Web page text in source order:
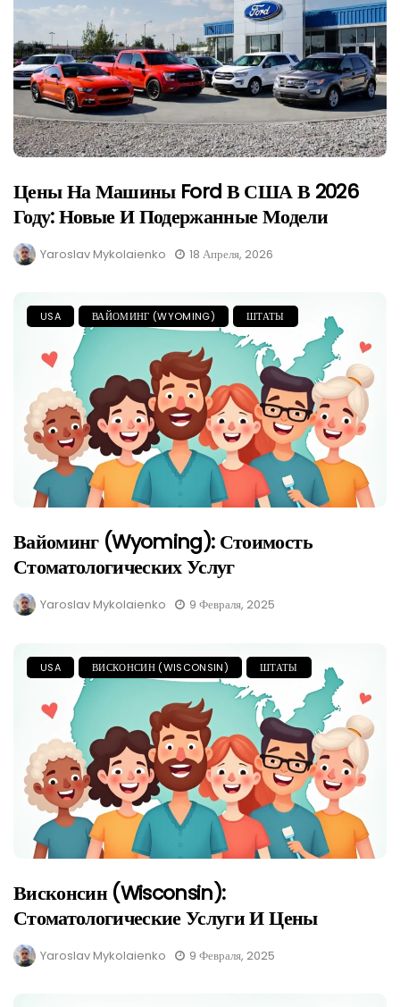
Цены На Машины Ford В США В 2026
Году: Новые И Подержанные Модели
Yaroslav Mykolaienko 18 Апреля, 2026
USA ВАЙОМИНГ (WYOMING) ШТАТЫ
Вайоминг (Wyoming): Стоимость
Стоматологических Услуг
Yaroslav Mykolaienko 9 Февраля, 2025
USA ВИСКОНСИН (WISCONSIN) ШТАТЫ
Висконсин (Wisconsin):
Стоматологические Услуги И Цены
Yaroslav Mykolaienko 9 Февраля, 2025